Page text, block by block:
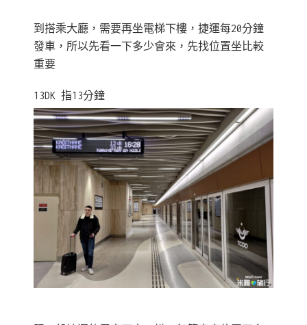
到搭乘大廳，需要再坐電梯下樓，捷運每20分鐘
發車，所以先看一下多少會來，先找位置坐比較
重要
13DK 指13分鐘